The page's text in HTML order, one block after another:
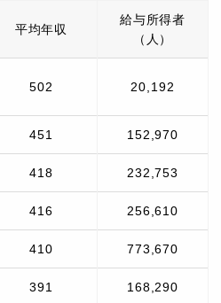
平均年収
給与所得者
（人）
502 20,192
451 152,970
418 232,753
416 256,610
410 773,670
391 168,290